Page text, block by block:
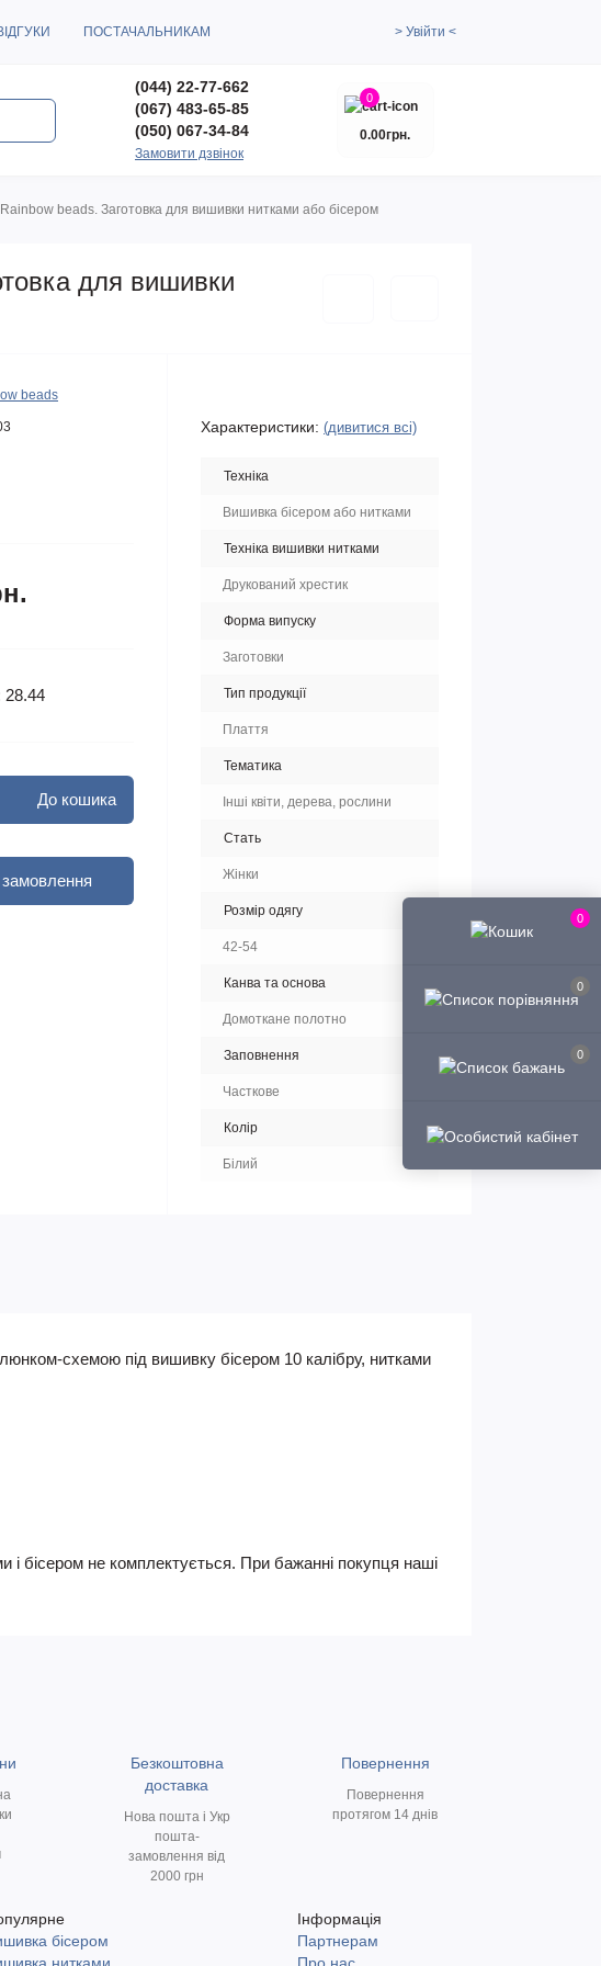
0
0
0
ПОСТАЧАЛЬНИКАМ > Увійти <
(044) 22-77-662
(067) 483-65-85
(050) 067-34-84
Замовити дзвінок
0
0.00грн.
beads. Заготовка для вишивки нитками або бісером
для вишивки
beads
28.44
До кошика
Характеристики: (дивитися всі)
Техніка
Вишивка бісером або нитками
Техніка вишивки нитками
Друкований хрестик
Форма випуску
Заготовки
Тип продукції
Плаття
Тематика
Інші квіти, дерева, рослини
Стать
Жінки
Розмір одягу
42-54
Канва та основа
Домоткане полотно
Заповнення
Часткове
Колір
Білий
схемою під вишивку бісером 10 калібру, нитками
і бісером не комплектується. При бажанні покупця наші
Безкоштовна
доставка
Нова пошта і Укр
пошта-
замовлення від
2000 грн
Повернення
Повернення
протягом 14 днів
бісером
Інформація
Партнерам